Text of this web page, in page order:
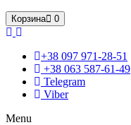
Корзина 0
+38 097 971-28-51
+38 063 587-61-49
Telegram
Viber
Menu